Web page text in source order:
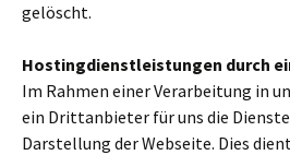
gelöscht.
Hostingdienstleistungen durch
Im Rahmen einer Verarbeitung in
ein Drittanbieter für uns die
Darstellung der Webseite. Dies